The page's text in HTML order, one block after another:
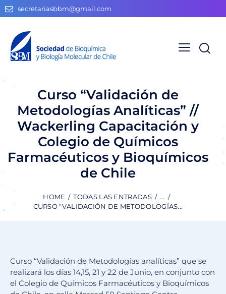
secretariasbbm@gmail.com
Curso “Validación de
Metodologías Analíticas” //
Wackerling Capacitación y
Colegio de Químicos
Farmacéuticos y Bioquímicos
de Chile
HOME TODAS LAS ENTRADAS
...
CURSO “VALIDACIÓN DE METODOLOGÍAS...
Curso “Validación de Metodologías analíticas” que se
realizará los días 14,15, 21 y 22 de Junio, en conjunto con
el Colegio de Químicos Farmacéuticos y Bioquímicos